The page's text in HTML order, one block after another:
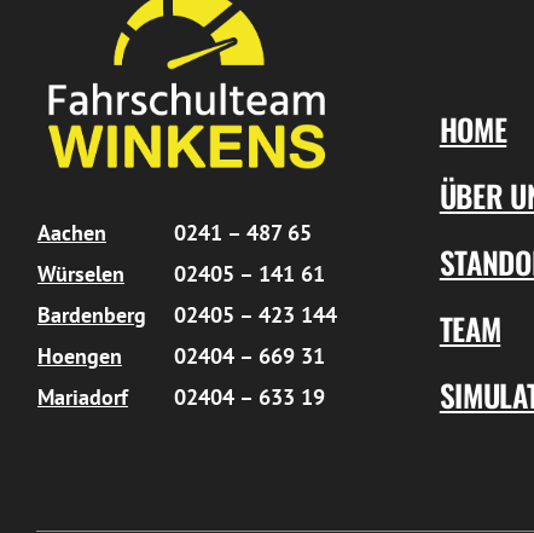
Aachen
0241 – 487 65
Würselen
02405 – 141 61
Bardenberg
02405 – 423 144
Hoengen
02404 – 669 31
Mariadorf
02404 – 633 19
HOME
ÜBER
TEAM